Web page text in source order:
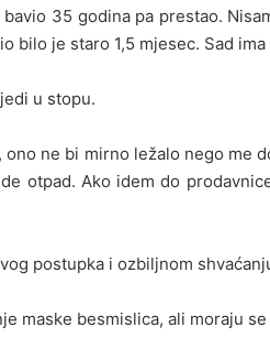
35 godina pa prestao.
bilo je staro 1,5 mjesec. Sad
u stopu.
ono ne bi mirno ležalo nego me
otpad. Ako idem do
postupka i ozbiljnom
maske besmislica, ali moraju